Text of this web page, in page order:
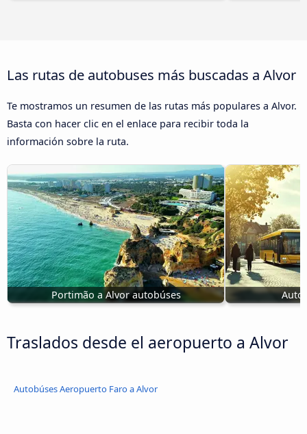
Las rutas de autobuses más buscadas a Alvor
Te mostramos un resumen de las rutas más populares a Alvor.
Basta con hacer clic en el enlace para recibir toda la
información sobre la ruta.
Portimão a Alvor autobúses
Traslados desde el aeropuerto a Alvor
Autobúses Aeropuerto Faro a Alvor